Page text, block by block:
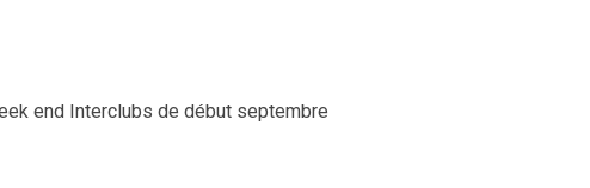
end Interclubs de début septembre